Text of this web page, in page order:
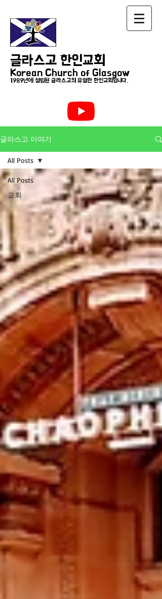
글라스고 한인교회
Korean Church of Glasgow
1989년에 설립된 글라스고의 유일한 한인교회입니다.
글라스고 이야기
All Posts
교회
All Posts